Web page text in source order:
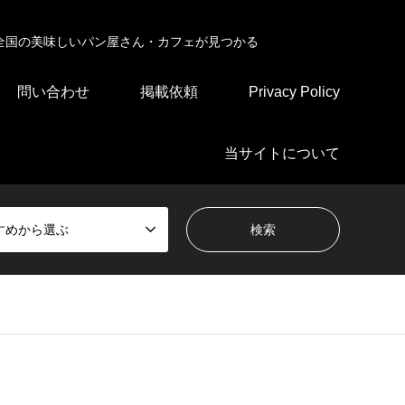
の美味しいパン屋さん・カフェが見つかる
問い合わせ 掲載依頼 Privacy Policy
当サイトについて
めから選ぶ